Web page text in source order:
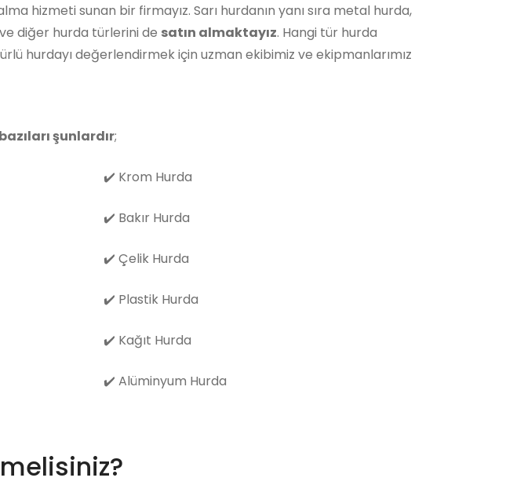
hizmeti sunan bir firmayız. Sarı hurdanın yanı sıra metal hurda,
diğer hurda türlerini de satın almaktayız. Hangi tür hurda
hurdayı değerlendirmek için uzman ekibimiz ve ekipmanlarımız
şunlardır;
✔️ Krom Hurda
✔️ Bakır Hurda
✔️ Çelik Hurda
✔️ Plastik Hurda
✔️ Kağıt Hurda
✔️ Alüminyum Hurda